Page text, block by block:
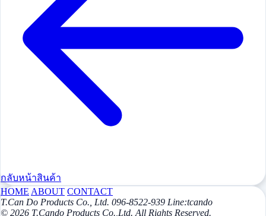
กลับหน้าสินค้า
HOME ABOUT CONTACT
T.Can Do Products Co., Ltd. 096-8522-939 Line:tcando
© 2026 T.Cando Products Co.,Ltd. All Rights Reserved.